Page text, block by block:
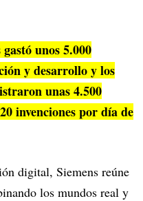
unos 5.000
y desarrollo y los
unas 4.500
invenciones por día de
digital, Siemens reúne
los mundos real y